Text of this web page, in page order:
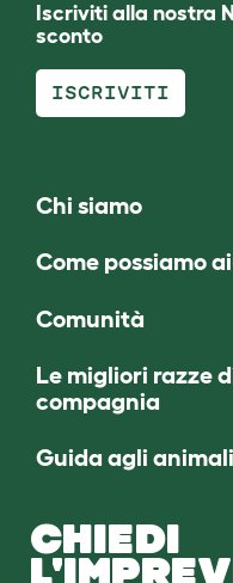
Iscriviti alla nostra
sconto
ISCRIVITI
Chi siamo
Come possiamo
Comunità
Le migliori razze
compagnia
Guida agli animali
CHIEDI